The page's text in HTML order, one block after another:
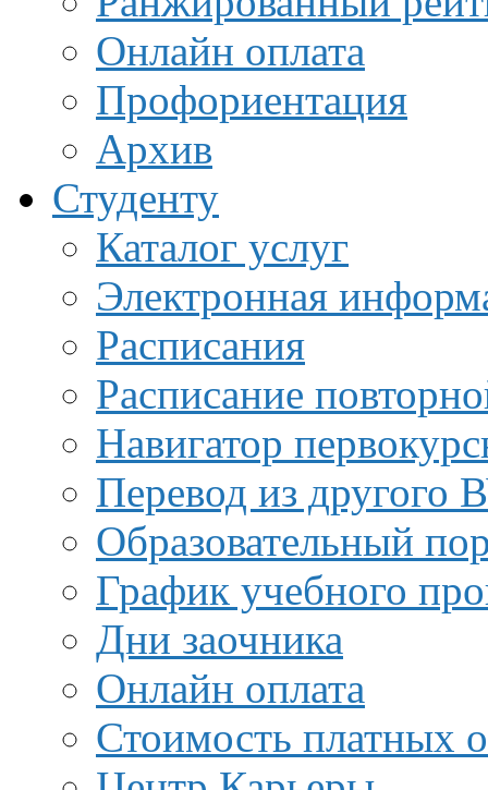
Онлайн оплата
Профориентация
Архив
Студенту
Каталог услуг
Электронная
Расписания
Расписание
Навигатор
Перевод из другого
Образовательный
График учебного
Дни заочника
Онлайн оплата
Стоимость платных